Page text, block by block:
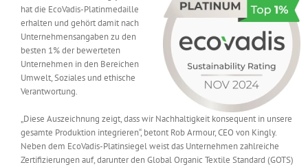
Messen & Events
Unternehmen
Wissen
hat die EcoVadis-Platinmedaille
erhalten und gehört damit nach
Unternehmensangaben zu den
besten 1% der bewerteten
Unternehmen in den Bereichen
Umwelt, Soziales und ethische
Verantwortung.
„Diese Auszeichnung zeigt, dass wir Nachhaltigkeit konsequent in unsere
gesamte Produktion integrieren“, betont Rob Armour, CEO von Kingly.
Neben dem EcoVadis-Platinsiegel weist das Unternehmen zahlreiche
Zertifizierungen auf, darunter den Global Organic Textile Standard (GOTS)